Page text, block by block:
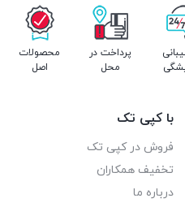
پرداخت در
محل
محصولات
اصل
با کپی تک
فروش در کپی تک
تخفیف همکاران
درباره ما